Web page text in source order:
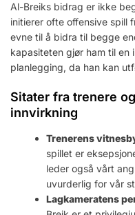
Al-Breiks bidrag er ikke
initierer ofte offensive spill
evne til å bidra til begge
kapasiteten gjør ham til
planlegging, da han kan
Sitater fra trenere
innvirkning
Trenerens
spillet er
leder også vårt
uvurderlig for vår
Lagkameratens